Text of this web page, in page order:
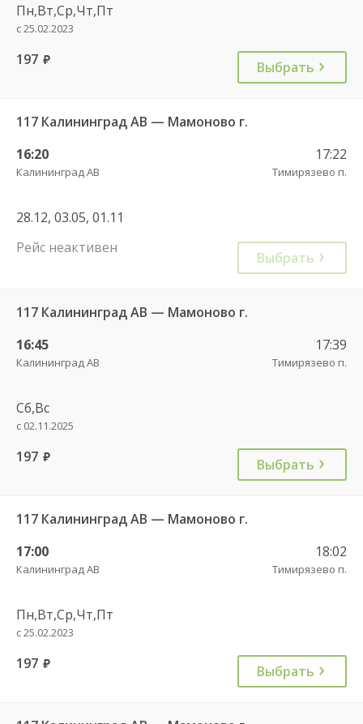
Пн,Вт,Ср,Чт,Пт
с 25.02.2023
197 руб. Выбрать
117 Калининград АВ — Мамоново г.
16:20
Калининград АВ
17:22
Тимирязево п.
28.12, 03.05, 01.11
Рейс неактивен
Выбрать
117 Калининград АВ — Мамоново г.
16:45
Калининград АВ
17:39
Тимирязево п.
Сб,Вс
с 02.11.2025
197 руб. Выбрать
117 Калининград АВ — Мамоново г.
17:00
Калининград АВ
18:02
Тимирязево п.
Пн,Вт,Ср,Чт,Пт
с 25.02.2023
197 руб. Выбрать